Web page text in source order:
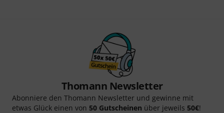
Thomann Newsletter
Abonniere den Thomann Newsletter und gewinne mit
etwas Glück einen von 50 Gutscheinen über jeweils 50€!